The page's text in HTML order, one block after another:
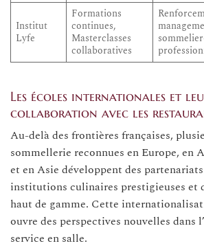
Institut
Lyfe
Formations
continues,
Masterclasses
collaboratives
Les écoles internationales et
collaboration avec les
Au-delà des frontières françaises,
sommellerie reconnues en Europe, en
et en Asie développent des
institutions culinaires prestigieuses et
haut de gamme. Cette
ouvre des perspectives nouvelles dans
service en salle.